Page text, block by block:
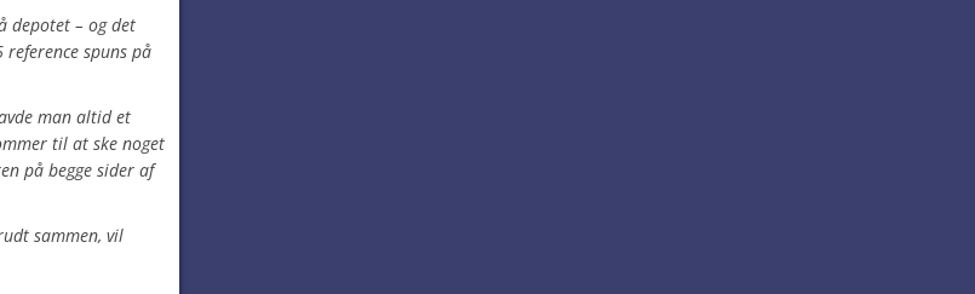
depotet – og det
spuns på
man altid et
til at ske noget
på begge sider af
sammen, vil